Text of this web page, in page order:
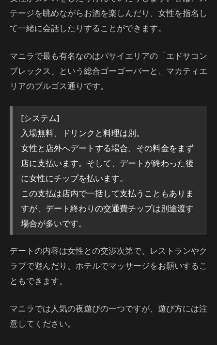
テージを眺めながらお酒を楽しんだり、女性を指名し
て一緒に会話したりすることができます。
マニラで最も有名なのはパサイエリアの「エドサコン
プレックス」という総合ゴーゴーバーと、マカティエ
リアのブルゴス通りです。
[システム]
入場無料、ドリンクと料理は別。
女性と店外へデートする場合、その料金をまず
店に支払います。そして、デートが終わった後
に女性にチップを払います。
この支払は店内で一括して支払うこともありま
すが、デート終わりの交通費チップは別途渡す
場合が多いです。
デートの内容は女性との交渉次第で、レストランやク
ラブで遊んだり、ホテルでマッサージをお願いするこ
ともできます。
マニラでは人気の夜遊びの一つですが、遊び方には注
意してください。